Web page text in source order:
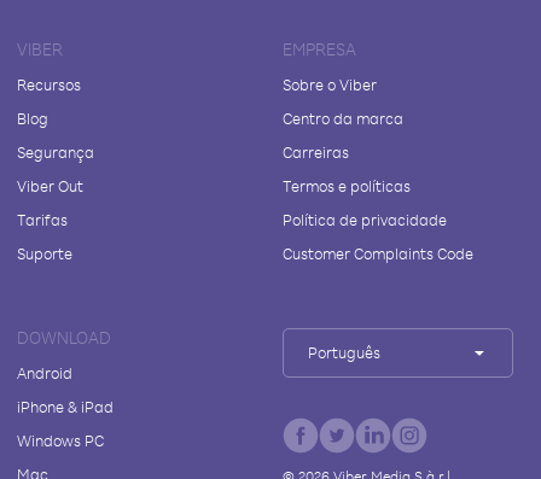
VIBER
Recursos
Blog
Segurança
Viber Out
Tarifas
Suporte
EMPRESA
Sobre o Viber
Centro da marca
Carreiras
Termos e políticas
Política de privacidade
Customer Complaints Code
DOWNLOAD
Android
iPhone & iPad
Windows PC
Mac
Português